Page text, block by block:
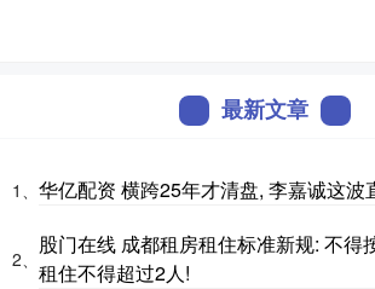
最新文章
1、 华亿配资 横跨25年才清盘, 李嘉诚这波
2、
股门在线 成都租房租住标准新规: 不得
租住不得超过2人!